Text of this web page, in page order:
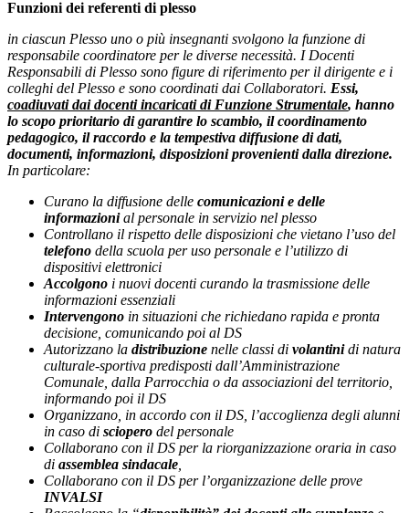
Funzioni dei referenti di plesso
in ciascun Plesso uno o più insegnanti svolgono la funzione di
responsabile coordinatore per le diverse necessità. I Docenti
Responsabili di Plesso sono figure di riferimento per il dirigente e i
colleghi del Plesso e sono coordinati dai Collaboratori. Essi,
coadiuvati dai docenti incaricati di Funzione Strumentale, hanno
lo scopo prioritario di garantire lo scambio, il coordinamento
pedagogico, il raccordo e la tempestiva diffusione di dati,
documenti, informazioni, disposizioni provenienti dalla direzione.
In particolare:
Curano la diffusione delle comunicazioni e delle
informazionial personale in servizio nel plesso
Controllano il rispetto delle disposizioni che vietano l’uso del
telefono della scuola per uso personale e l’utilizzo di
dispositivi elettronici
Accolgono i nuovi docenti curando la trasmissione delle
informazioni essenziali
Intervengono in situazioni che richiedano rapida e pronta
decisione, comunicando poi al DS
Autorizzano la distribuzione nelle classi di volantinidi natura
culturale-sportiva predisposti dall’Amministrazione
Comunale, dalla Parrocchia o da associazioni del territorio,
informando poi il DS
Organizzano, in accordo con il DS, l’accoglienza degli alunni
in caso di sciopero del personale
Collaborano con il DS per la riorganizzazione oraria in caso
di assemblea sindacale
Collaborano con il DS per l’organizzazione delle prove
INVALSI